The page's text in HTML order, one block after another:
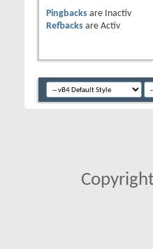
Pingbacks are
Inactiv
Refbacks are Activ